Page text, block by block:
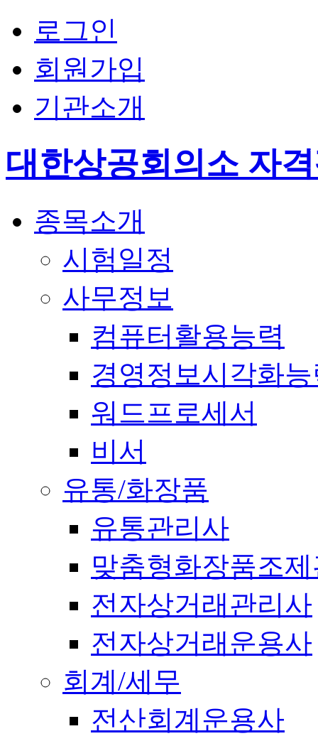
로그인
회원가입
기관소개
대한상공회의소 자
종목소개
시험일정
사무정보
컴퓨터활용능력
경영정보시각화
워드프로세서
비서
유통/화장품
유통관리사
맞춤형화장품조
전자상거래관리사
전자상거래운용사
회계/세무
전산회계운용사